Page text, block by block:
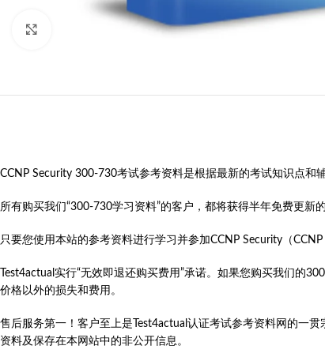
CCNP Security 300-730考试参考资料是根据最新的考试知识点和
所有购买我们“300-730学习资料”的客户，都将获得半年免费更新
只要您使用本站的参考资料进行学习并参加CCNP Security（
Test4actual实行“无效即退还购买费用”承诺。如果您购买我们的
价格以外的损失和费用。
售后服务第一！客户至上是Test4actual认证考试参考资料网的一
资料及保存在本网站中的非公开信息。